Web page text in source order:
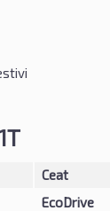
Ceat
EcoDrive